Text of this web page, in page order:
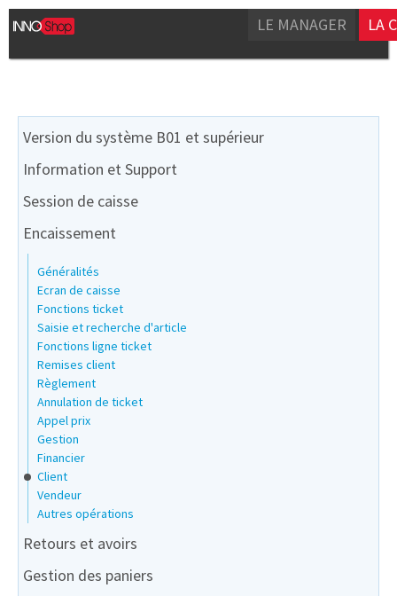
LE MANAGER LA
Version du système B01 et supérieur
Information et Support
Session de caisse
Encaissement
Généralités
Ecran de caisse
Fonctions ticket
Saisie et recherche d'article
Fonctions ligne ticket
Remises client
Règlement
Annulation de ticket
Appel prix
Gestion
Financier
Client
Vendeur
Autres opérations
Retours et avoirs
Gestion des paniers